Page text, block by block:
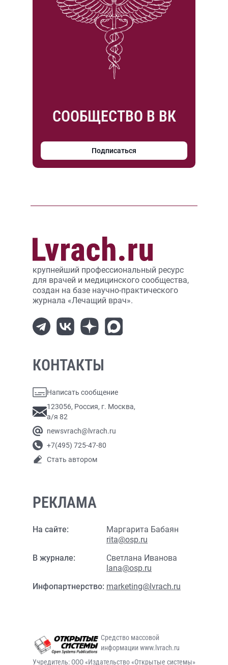
СООБЩЕСТВО В ВК
Подписаться
крупнейший профессиональный ресурс
для врачей и медицинского сообщества,
создан на базе научно-практического
журнала «Лечащий врач».
КОНТАКТЫ
Написать сообщение
123056, Россия, г. Москва,
а/я 82
newsvrach@lvrach.ru
+7(495) 725-47-80
Стать автором
РЕКЛАМА
На сайте:
Маргарита Бабаян
rita@osp.ru
В журнале:
Светлана Иванова
lana@osp.ru
Инфопартнерство: marketing@lvrach.ru
Средство массовой
информации www.lvrach.ru
Учредитель: ООО «Издательство «Открытые системы»